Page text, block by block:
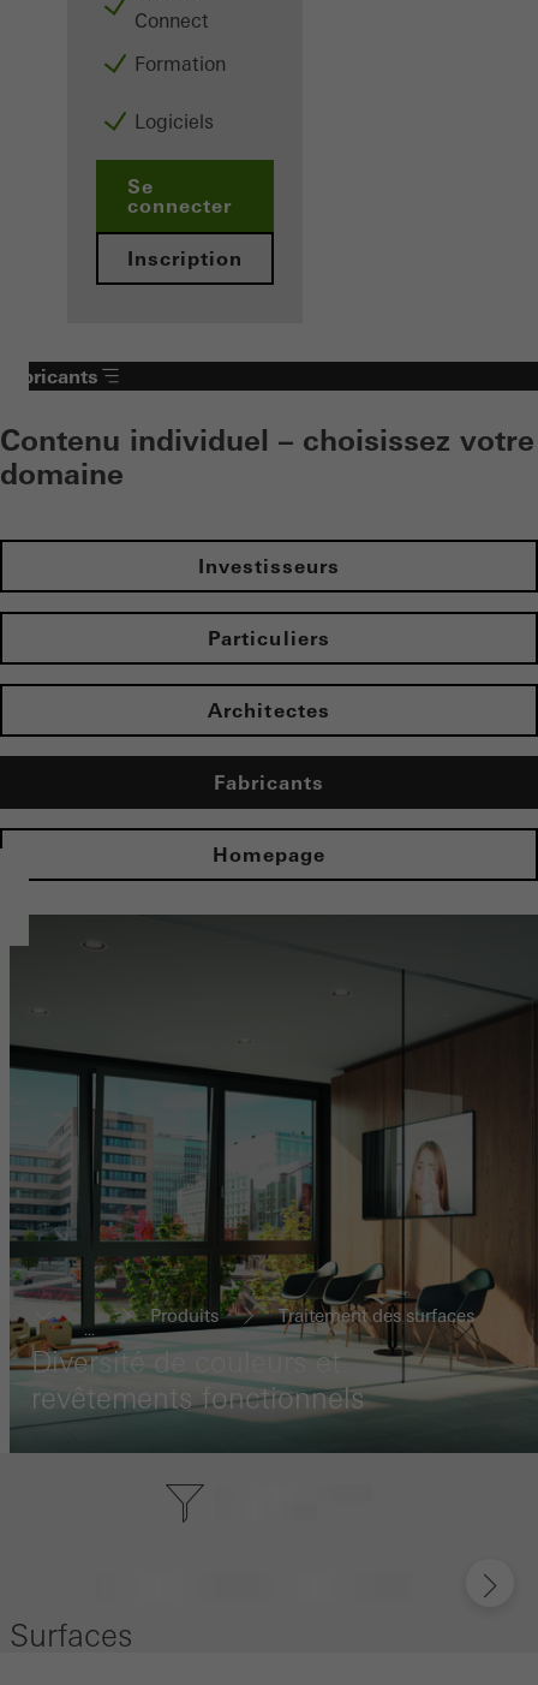
Connect
Formation
Logiciels
Se
connecter
Inscription
Fabricants
Contenu individuel – choisissez votre
domaine
Investisseurs
Particuliers
Architectes
Fabricants
Homepage
...
Produits Traitement des surfaces
Diversité de couleurs et
revêtements fonctionnels
Surfaces